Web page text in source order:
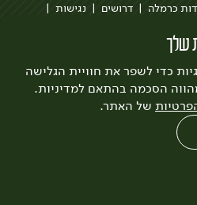
שלך
כדי לשפר את חוויית הגלישה
הסכמה בהתאם למדיניות.
של האתר.
כרמלה דרושים
נגישות
מדיניות פרטיות
עיצוב:3bears פיתוח:Quatro